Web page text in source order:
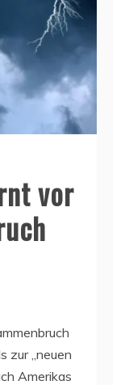
vor
zur „neuen
Amerikas